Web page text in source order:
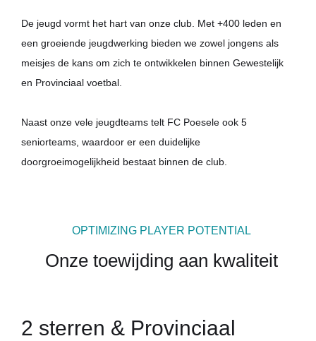
De jeugd vormt het hart van onze club. Met +400 leden en
een groeiende jeugdwerking bieden we zowel jongens als
meisjes de kans om zich te ontwikkelen binnen Gewestelijk
en Provinciaal voetbal.
Naast onze vele jeugdteams telt FC Poesele ook 5
seniorteams, waardoor er een duidelijke
doorgroeimogelijkheid bestaat binnen de club.
OPTIMIZING PLAYER POTENTIAL
Onze toewijding aan kwaliteit
2 sterren & Provinciaal